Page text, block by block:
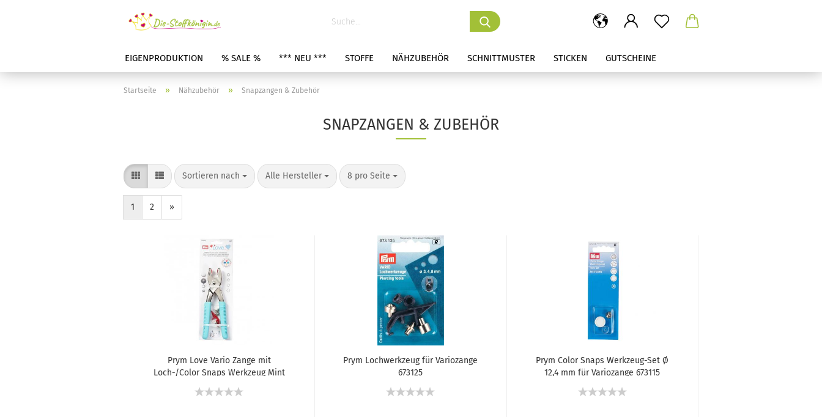
EIGENPRODUKTION % SALE % *** NEU *** STOFFE NÄHZUBEHÖR SCHNITTMUSTER STICKEN GUTSCHEINE
Startseite » Nähzubehör » Snapzangen & Zubehör
SNAPZANGEN & ZUBEHÖR
Sortieren nach Alle Hersteller 8 pro Seite
1 2 »
Prym Love Vario Zange mit
Loch-/Color Snaps Werkzeug Mint
Prym Lochwerkzeug für Variozange
673125
Prym Color Snaps Werkzeug-Set Ø
12,4 mm für Variozange 673115